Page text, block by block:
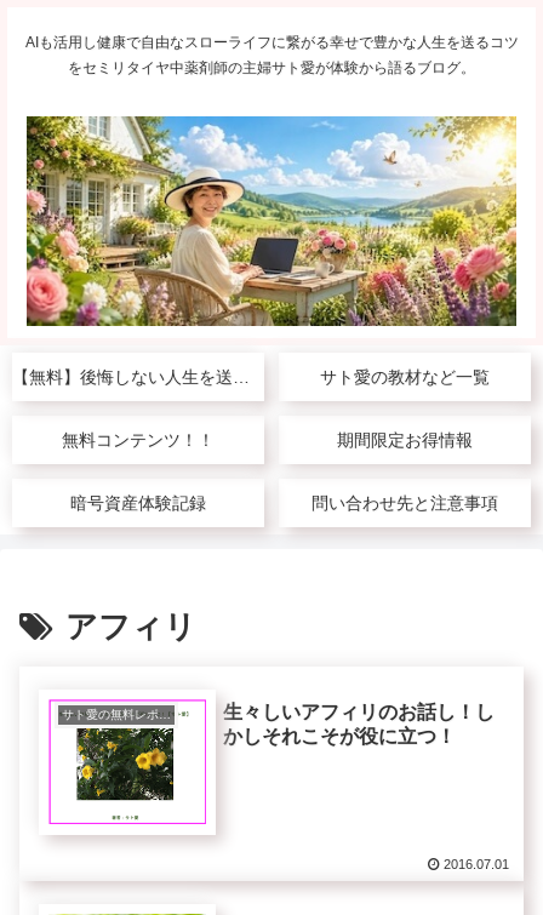
AIも活用し健康で自由なスローライフに繋がる幸せで豊かな人生を送るコツ
をセミリタイヤ中薬剤師の主婦サト愛が体験から語るブログ。
サト愛の教材など一覧
無料コンテンツ！！ 期間限定お得情報
暗号資産体験記録 問い合わせ先と注意事項
アフィリ
サト愛の無料レポート
生々しいアフィリのお話し！し
かしそれこそが役に立つ！
2016.07.01